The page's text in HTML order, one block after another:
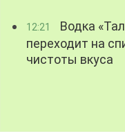
12:21
Водка
переходит на
чистоты вкуса